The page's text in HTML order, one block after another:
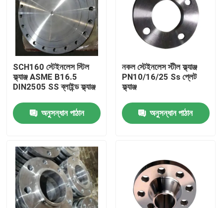
পণ্য
আমাদের সম্পর্কে
SCH160 স্টেইনলেস স্টিল
ফ্ল্যাঞ্জ ASME B16.5
DIN2505 SS ব্লাইন্ড ফ্ল্যাঞ্জ
অনুসন্ধান পাঠান
নকল স্টেইনলেস স্টীল ফ্ল্যাঞ্জ
PN10/16/25 Ss প্লেট
ফ্ল্যাঞ্জ
অনুসন্ধান পাঠান